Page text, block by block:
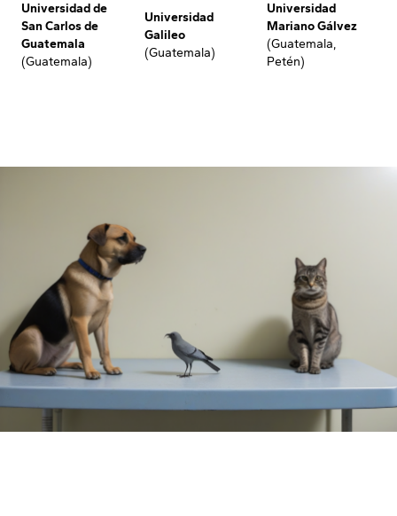
Universidad de
San Carlos de
Guatemala
(Guatemala)
Universidad
Galileo
(Guatemala)
Universidad
Mariano Gálvez
(Guatemala,
Petén)